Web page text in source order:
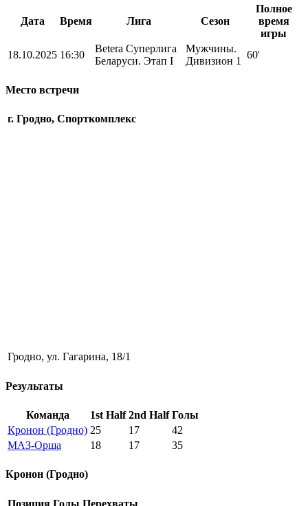
Дата Время Лига Сезон
Полное
время
игры
18.10.2025 16:30
Betera Суперлига
Беларуси. Этап I
Мужчины.
Дивизион 1
60'
Место встречи
г. Гродно, Спорткомплекс
Гродно, ул. Гагарина, 18/1
Результаты
Команда 1st Half 2nd Half Голы
Кронон (Гродно) 25 17
42
МАЗ-Орша
18 17 35
Кронон (Гродно)
Позиция Голы Перехваты